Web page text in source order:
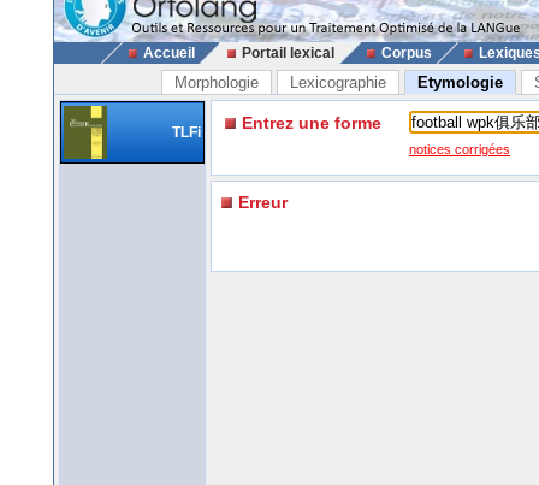
Accueil Portail lexical Corpus
Morphologie Lexicographie Etymologie
TLFi Entrez une forme
notices corrigées
Erreur